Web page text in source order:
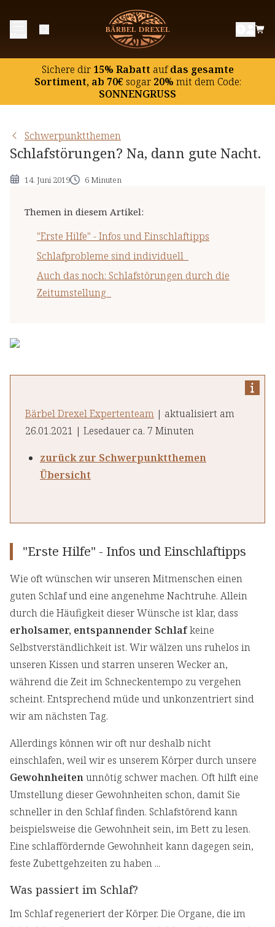
Sichere dir15% Rabatt aufdas gesamte
Sortiment, ab 70€ sogar20% mit dem Code:
SONNENGRUSS
Schwerpunktthemen
Schlafstörungen? Na, dann gute Nacht.
14. Juni 2019 6 Minuten
Themen in diesem Artikel:
"Erste Hilfe" - Infos und Einschlaftipps
Schlafprobleme sind individuell
Auch das noch: Schlafstörungen durch die
Zeitumstellung
"Erste Hilfe" - Infos und Einschlaftipps
Schlafprobleme sind individuell
Auch das noch: Schlafstörungen durch die
Zeitumstellung
Bärbel Drexel Expertenteam | aktualisiert am
26.01.2021 | Lesedauer ca. 7 Minuten
zurück zur Schwerpunktthemen
Übersicht
"Erste Hilfe" - Infos und Einschlaftipps
Wie oft wünschen wir unseren Mitmenschen einen
guten Schlaf und eine angenehme Nachtruhe. Allein
durch die Häufigkeit dieser Wünsche ist klar, dass
erholsamer, entspannender Schlafkeine
Selbstverständlichkeit ist. Wir wälzen uns ruhelos in
unseren Kissen und starren unseren Wecker an,
während die Zeit im Schneckentempo zu vergehen
scheint. Entsprechend müde und unkonzentriert sind
wir am nächsten Tag.
Allerdings können wir oft nur deshalb nicht
einschlafen, weil wir es unserem Körper durch unsere
Gewohnheitenunnötig schwer machen. Oft hilft eine
Umstellung dieser Gewohnheiten schon, damit Sie
schneller in den Schlaf finden. Schlafstörend kann
beispielsweise die Gewohnheit sein, im Bett zu lesen.
Eine schlaffördernde Gewohnheit kann dagegen sein,
feste Zubettgehzeiten zu haben ...
Was passiert im Schlaf?
Im Schlaf regeneriert der Körper. Die Organe, die im